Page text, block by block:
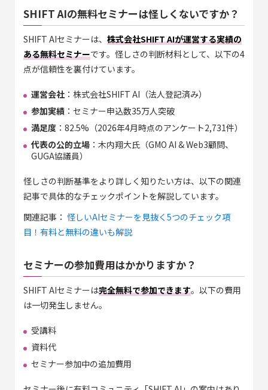
SHIFT AIの無料セミナーは怪しくないですか？
SHIFT AIセミナーは、 株式会社SHIFT AIが運営する実績の
ある無料セミナーです。怪しさの判断材料として、以下の4
点が信頼性を裏付けています。
運営会社：株式会社SHIFT AI（法人登記済み）
参加実績：セミナー申込数35万人突破
満足度：82.5%（2026年4月時点のアンケート2,731件）
代表の公的立場：木内翔大氏（GMO AI & Web3顧問、
GUGA協議員）
怪しさの判断基準をより詳しく知りたい方は、以下の関連
記事で具体的なチェックポイントを解説しています。
関連記事： 怪しいAIセミナーを見抜く5つのチェック項
目！有料と無料の違いも解説
セミナーの参加費用はかかりますか？
SHIFT AIセミナーは完全無料で参加できます。以下の費用
は一切発生しません。
受講料
資料代
セミナー参加中の追加費用